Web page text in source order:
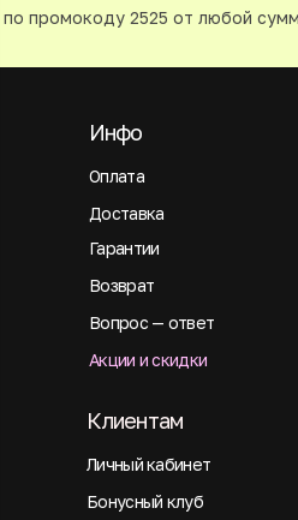
промокоду 2525 от любой суммы
Оплата
Инфо
Доставка
Гарантии
Возврат
Вопрос — ответ
Акции и скидки
Личный кабинет
Клиентам
Бонусный клуб